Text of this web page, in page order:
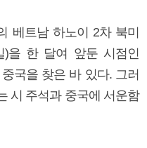
베트남 하노이 2차 북미
)을 한 달여 앞둔 시점인
국을 찾은 바 있다. 그러
시 주석과 중국에 서운함